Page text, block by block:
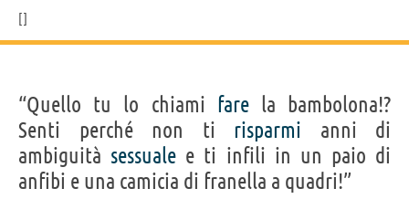
“Quello tu lo chiami farela bambolona!?
Senti perché non ti risparmi anni di
ambiguità sessuale e ti infili in un paio di
anfibi e una camicia di franella a quadri!”